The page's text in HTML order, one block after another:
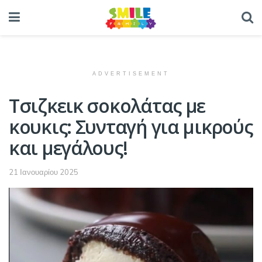
ADVERTISEMENT
Τσιζκεικ σοκολάτας με
κουκις: Συνταγή για μικρούς
και μεγάλους!
21 Ιανουαρίου 2025